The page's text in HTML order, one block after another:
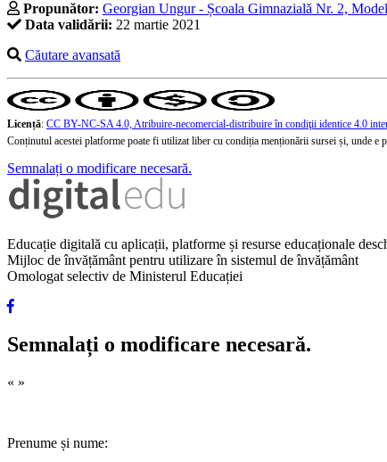
Propunător: Georgian Ungur - Școala Gimnazială Nr. 2,
Data validării: 22 martie 2021
Căutare avansată
Licență: CC BY-NC-SA 4.0, Atribuire-necomercial-distribuire în condiţii identice 4.0
Conținutul acestei platforme poate fi utilizat liber cu condiția menționării sursei și, unde
Semnalați o modificare necesară.
Educație digitală cu aplicații, platforme și resurse educaționale
Mijloc de învățământ pentru utilizare în sistemul de învățământ
Omologat selectiv de Ministerul Educației
Semnalați o modificare necesară.
« »
Prenume și nume: